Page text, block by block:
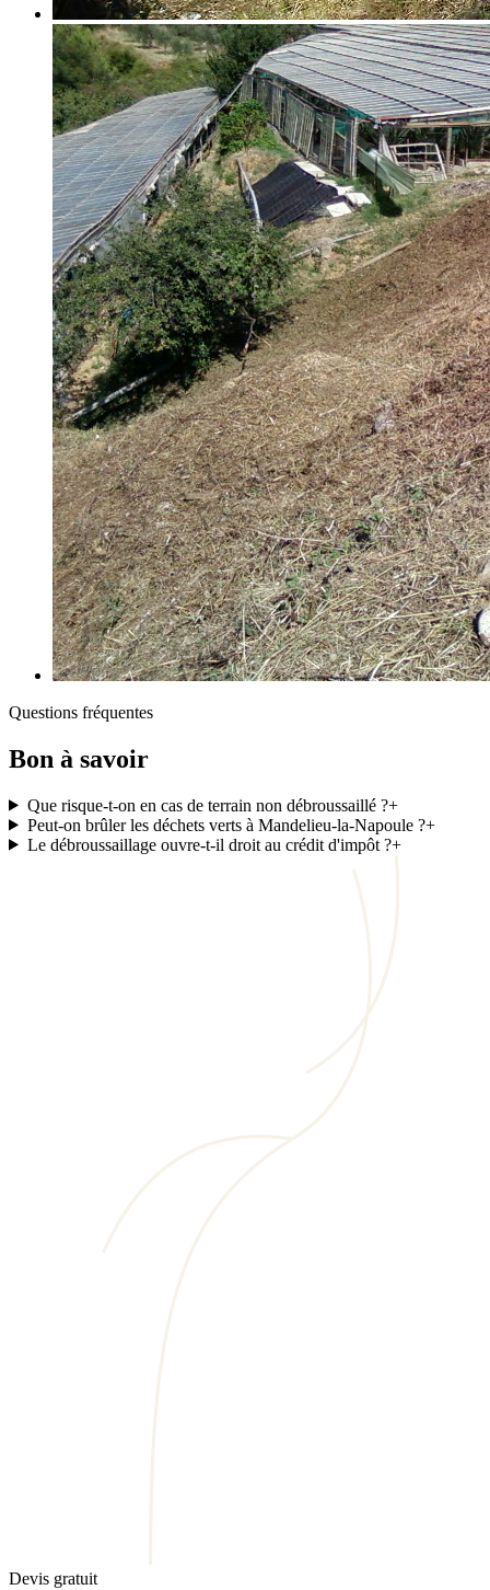
Questions fréquentes
Bon à savoir
Que risque-t-on en cas de terrain non débroussaillé ?+
Peut-on brûler les déchets verts à Mandelieu-la-Napoule ?+
Le débroussaillage ouvre-t-il droit au crédit d'impôt ?+
Devis gratuit